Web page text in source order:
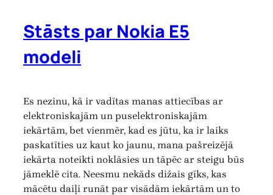
Stāsts par Nokia E5
modeli
Es nezinu, kā ir vadītas manas attiecības ar
elektroniskajām un puselektroniskajām
iekārtām, bet vienmēr, kad es jūtu, ka ir laiks
paskatīties uz kaut ko jaunu, mana pašreizējā
iekārta noteikti noklāsies un tāpēc ar steigu būs
jāmeklē cita. Neesmu nekāds dižais gīks, kas
mācētu daiļi runāt par visādām iekārtām un to